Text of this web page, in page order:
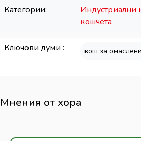
Категории
Индустриални
кошчета
Ключови думи
Мнения от хора